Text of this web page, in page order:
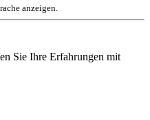
anzeigen.
Sie Ihre Erfahrungen mit